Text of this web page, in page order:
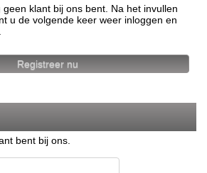
klant bij ons bent. Na het invullen
u de volgende keer weer inloggen en
Registreer nu
bent bij ons.